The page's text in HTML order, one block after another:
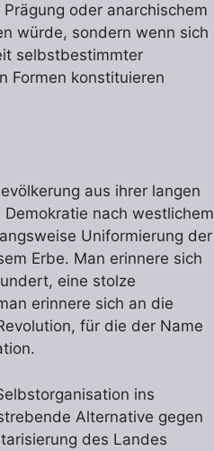
oder anarchischem
würde, sondern wenn sich
selbstbestimmter
Formen konstituieren
aus ihrer langen
nach westlichem
Uniformierung der
Erbe. Man erinnere sich
eine stolze
erinnere sich an die
für die der Name
ins
Alternative gegen
des Landes